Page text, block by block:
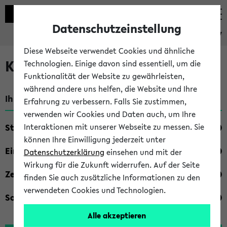
eKVV
Kombisuche im eKVV
Ihre Suchkriterien:
Studienfach
Einrichtung
Zeiten
Sonstiges
Datenschutzeinstellung
Diese Webseite verwendet Cookies und ähnliche
Technologien. Einige davon sind essentiell, um die
Funktionalität der Website zu gewährleisten,
während andere uns helfen, die Website und Ihre
Erfahrung zu verbessern. Falls Sie zustimmen,
verwenden wir Cookies und Daten auch, um Ihre
Interaktionen mit unserer Webseite zu messen. Sie
können Ihre Einwilligung jederzeit unter
Datenschutzerklärung einsehen und mit der
Wirkung für die Zukunft widerrufen. Auf der Seite
finden Sie auch zusätzliche Informationen zu den
verwendeten Cookies und Technologien.
Alle akzeptieren